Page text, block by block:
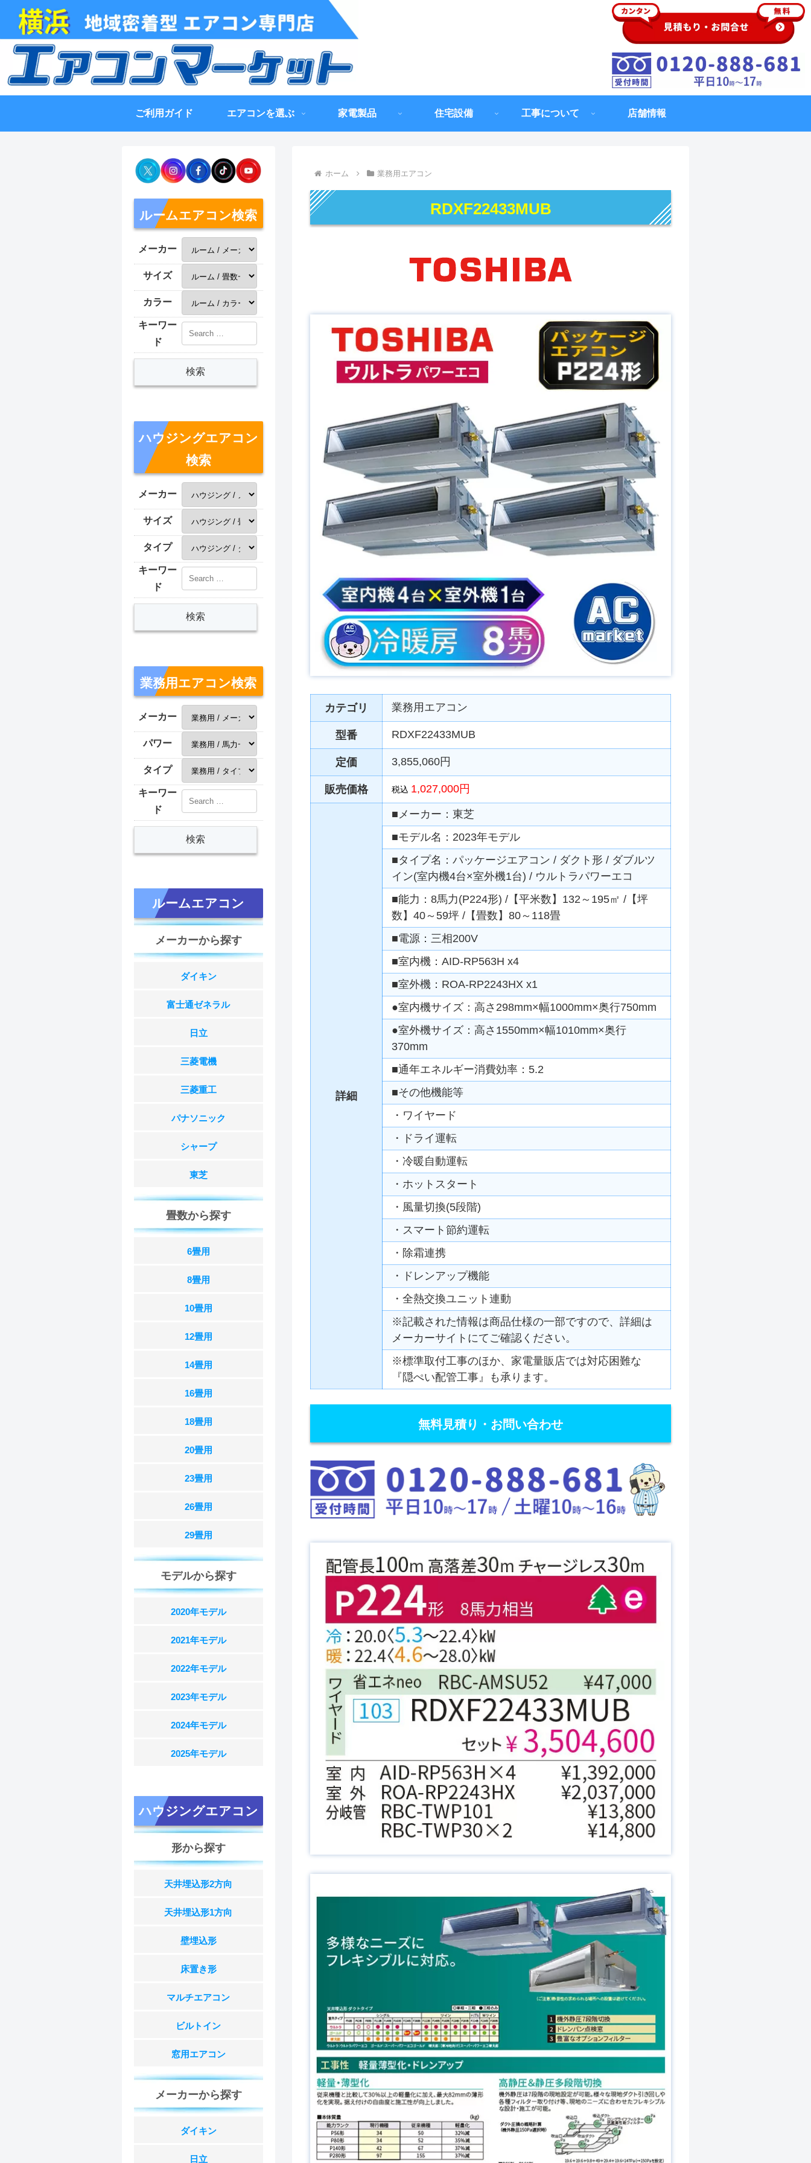
ご利用ガイド エアコンを選ぶ 家電製品 住宅設備 工事について 店舗情報
ホーム 業務用エアコン
RDXF22433MUB
カテゴリ 業務用エアコン
型番 RDXF22433MUB
定価 3,855,060円
販売価格 税込 1,027,000円
詳細
■メーカー：東芝
■モデル名：2023年モデル
■タイプ名：パッケージエアコン / ダクト形 / ダブルツ
イン(室内機4台×室外機1台) / ウルトラパワーエコ
■能力：8馬力(P224形) /【平米数】132～195㎡ /【坪
数】40～59坪 /【畳数】80～118畳
■電源：三相200V
■室内機：AID-RP563H x4
■室外機：ROA-RP2243HX x1
●室内機サイズ：高さ298mm×幅1000mm×奥行750mm
●室外機サイズ：高さ1550mm×幅1010mm×奥行
370mm
■通年エネルギー消費効率：5.2
■その他機能等
・ワイヤード
・ドライ運転
・冷暖自動運転
・ホットスタート
・風量切換(5段階)
・スマート節約運転
・除霜連携
・ドレンアップ機能
・全熱交換ユニット連動
※記載された情報は商品仕様の一部ですので、詳細は
メーカーサイトにてご確認ください。
※標準取付工事のほか、家電量販店では対応困難な
『隠ぺい配管工事』も承ります。
無料見積り・お問い合わせ
ルームエアコン検索
メーカー
サイズ
カラー
キーワー
ド
ハウジングエアコン
検索
メーカー
サイズ
タイプ
キーワー
ド
業務用エアコン検索
メーカー
パワー
タイプ
キーワー
ド
ルームエアコン
メーカーから探す
ダイキン
富士通ゼネラル
日立
三菱電機
三菱重工
パナソニック
シャープ
東芝
畳数から探す
6畳用
8畳用
10畳用
12畳用
14畳用
16畳用
18畳用
20畳用
23畳用
26畳用
29畳用
モデルから探す
2020年モデル
2021年モデル
2022年モデル
2023年モデル
2024年モデル
2025年モデル
ハウジングエアコン
形から探す
天井埋込形2方向
天井埋込形1方向
壁埋込形
床置き形
マルチエアコン
ビルトイン
窓用エアコン
メーカーから探す
ダイキン
日立